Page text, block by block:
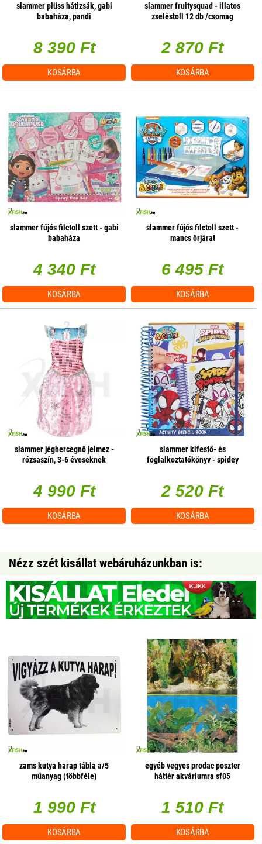
slammer plüss hátizsák, gabi
babaháza, pandi
8 390 Ft
KOSÁRBA
slammer fruitysquad - illatos
zseléstoll 12 db /csomag
2 870 Ft
KOSÁRBA
slammer fújós filctoll szett - gabi
babaháza
4 340 Ft
KOSÁRBA
slammer fújós filctoll szett -
mancs őrjárat
6 495 Ft
KOSÁRBA
slammer jéghercegnő jelmez -
rózsaszín, 3-6 éveseknek
4 990 Ft
KOSÁRBA
slammer kifestő- és
foglalkoztatókönyv - spidey
2 520 Ft
KOSÁRBA
Nézz szét kisállat webáruházunkban is:
zams kutya harap tábla a/5
műanyag (többféle)
1 990 Ft
KOSÁRBA
egyéb vegyes prodac poszter
háttér akváriumra sf05
1 510 Ft
KOSÁRBA